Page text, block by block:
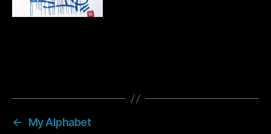
←
My Alphabet